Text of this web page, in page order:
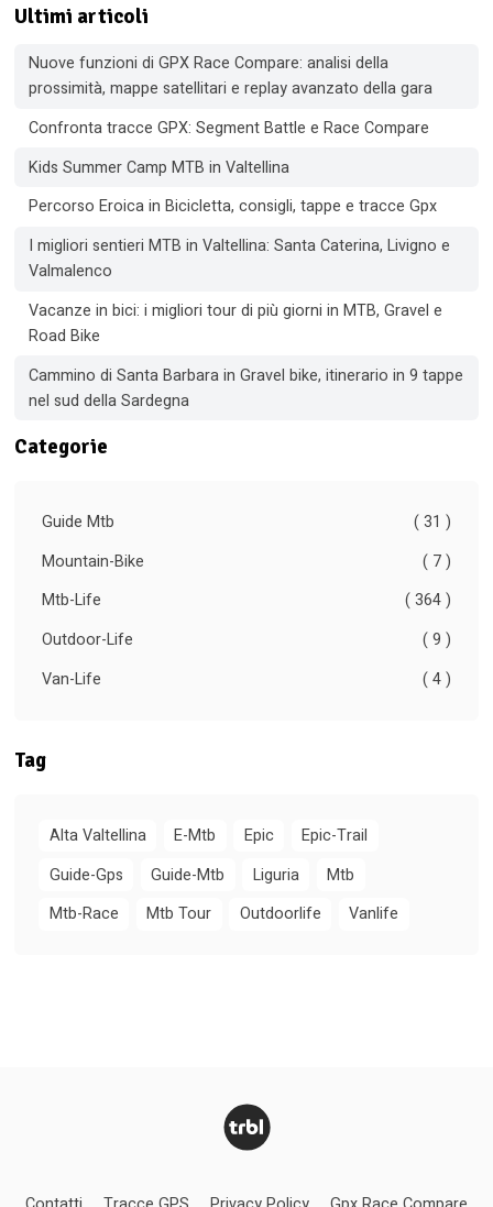
Ultimi articoli
Nuove funzioni di GPX Race Compare: analisi della
prossimità, mappe satellitari e replay avanzato della gara
Confronta tracce GPX: Segment Battle e Race Compare
Kids Summer Camp MTB in Valtellina
Percorso Eroica in Bicicletta, consigli, tappe e tracce Gpx
I migliori sentieri MTB in Valtellina: Santa Caterina, Livigno e
Valmalenco
Vacanze in bici: i migliori tour di più giorni in MTB, Gravel e
Road Bike
Cammino di Santa Barbara in Gravel bike, itinerario in 9 tappe
nel sud della Sardegna
Categorie
Guide Mtb
( 31 )
Mountain-Bike
( 7 )
Mtb-Life
( 364 )
Outdoor-Life
( 9 )
Van-Life
( 4 )
Tag
Alta Valtellina E-Mtb Epic
Epic-Trail
Guide-Gps
Guide-Mtb Liguria
Mtb
Mtb-Race
Mtb Tour Outdoorlife Vanlife